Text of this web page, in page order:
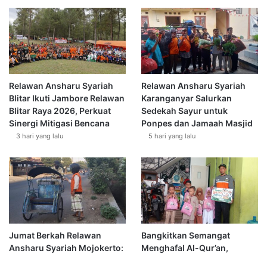
Relawan Ansharu Syariah
Blitar Ikuti Jambore Relawan
Blitar Raya 2026, Perkuat
Sinergi Mitigasi Bencana
3 hari yang lalu
Relawan Ansharu Syariah
Karanganyar Salurkan
Sedekah Sayur untuk
Ponpes dan Jamaah Masjid
5 hari yang lalu
Jumat Berkah Relawan
Ansharu Syariah Mojokerto:
Bangkitkan Semangat
Menghafal Al-Qur’an,